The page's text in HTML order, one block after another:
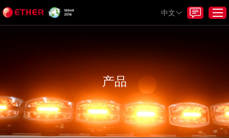
首页
产品
关于我们
服务
项目和解决方案
中文
产品